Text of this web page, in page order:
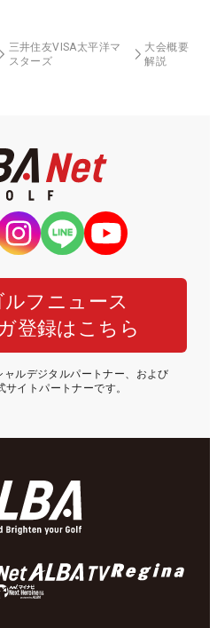
三井住友VISA太平洋マ
スターズ
大会概要
解説
ルフニュース
登録はこちら
ルデジタルパートナー、および
サイトパートナーです。